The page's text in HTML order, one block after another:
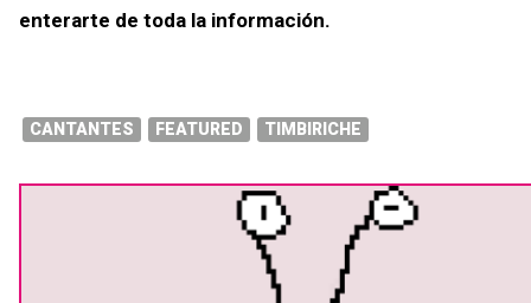
enterarte de toda la información.
CANTANTES FEATURED TIMBIRICHE